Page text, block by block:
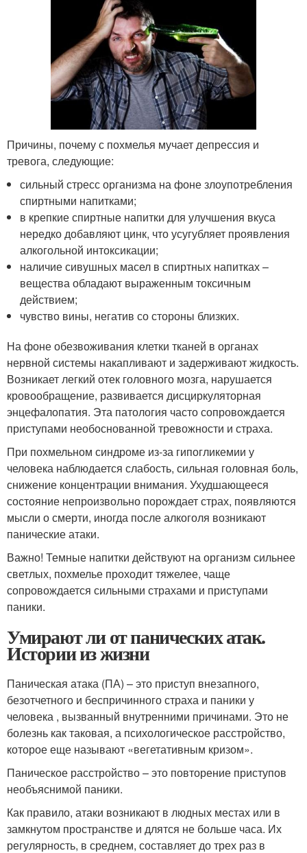
Причины, почему с похмелья мучает депрессия и
тревога, следующие:
сильный стресс организма на фоне злоупотребления
спиртными напитками;
в крепкие спиртные напитки для улучшения вкуса
нередко добавляют цинк, что усугубляет проявления
алкогольной интоксикации;
наличие сивушных масел в спиртных напитках –
вещества обладают выраженным токсичным
действием;
чувство вины, негатив со стороны близких.
На фоне обезвоживания клетки тканей в органах
нервной системы накапливают и задерживают жидкость.
Возникает легкий отек головного мозга, нарушается
кровообращение, развивается дисциркуляторная
энцефалопатия. Эта патология часто сопровождается
приступами необоснованной тревожности и страха.
При похмельном синдроме из-за гипогликемии у
человека наблюдается слабость, сильная головная боль,
снижение концентрации внимания. Ухудшающееся
состояние непроизвольно порождает страх, появляются
мысли о смерти, иногда после алкоголя возникают
панические атаки.
Важно! Темные напитки действуют на организм сильнее
светлых, похмелье проходит тяжелее, чаще
сопровождается сильными страхами и приступами
паники.
Умирают ли от панических атак.
Истории из жизни
Паническая атака (ПА) – это приступ внезапного,
безотчетного и беспричинного страха и паники у
человека , вызванный внутренними причинами. Это не
болезнь как таковая, а психологическое расстройство,
которое еще называют «вегетативным кризом».
Паническое расстройство – это повторение приступов
необъяснимой паники.
Как правило, атаки возникают в людных местах или в
замкнутом пространстве и длятся не больше часа. Их
регулярность, в среднем, составляет до трех раз в